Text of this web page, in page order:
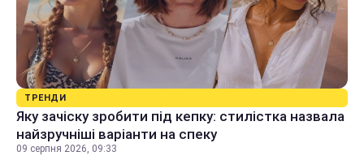
ТРЕНДИ
Яку зачіску зробити під кепку: стилістка назвала
найзручніші варіанти на спеку
09 серпня 2026, 09:33